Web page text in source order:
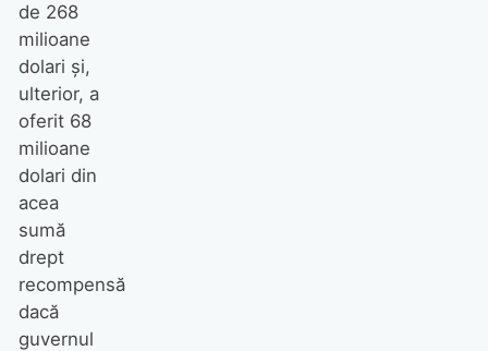
de 268
milioane
dolari și,
ulterior, a
oferit 68
milioane
dolari din
acea
sumă
drept
recompensă
dacă
guvernul